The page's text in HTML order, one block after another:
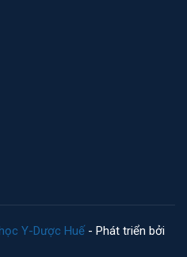
Y-Dược Huế - Phát triển bởi